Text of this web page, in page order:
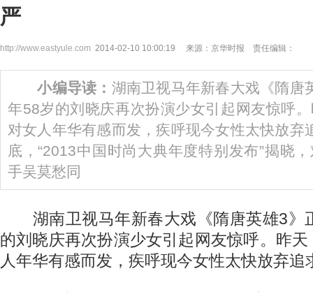
严
http://www.eastyule.com 2014-02-10 10:00:19 来源：京华时报 责任编辑：
小编导读： 湖南卫视马年新春大戏《隋唐
年58岁的刘晓庆再次扮演少女引起网友惊呼
对女人年华有感而发，疾呼现今女性太快放弃
底，“2013中国时尚大典年度特别发布”揭晓
手吴莫愁同
湖南卫视马年新春大戏《隋唐英雄3》
的刘晓庆再次扮演少女引起网友惊呼。昨
人年华有感而发，疾呼现今女性太快放弃追